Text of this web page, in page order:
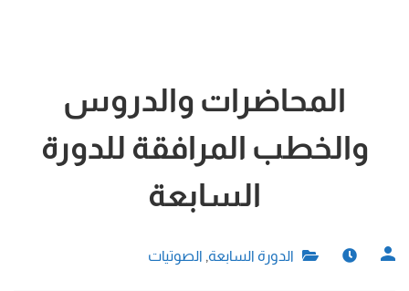
المحاضرات والدروس
والخطب المرافقة للدورة
السابعة
الدورة السابعة, الصوتيات